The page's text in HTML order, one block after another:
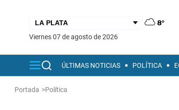
8°
viernes 07 de agosto de 2026
ÚLTIMAS NOTICIAS POLÍTICA
Portada >Política